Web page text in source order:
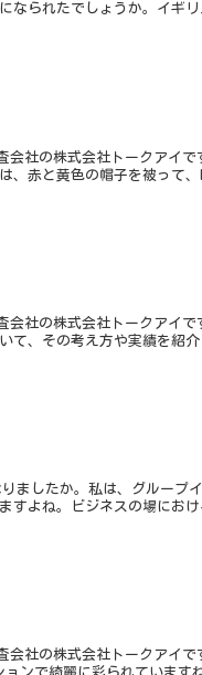
なられたでしょうか。イギ
社の株式会社トークアイ
、赤と黄色の帽子を被って、
社の株式会社トークアイ
て、その考え方や実績を紹
ましたか。私は、グループ
すよね。ビジネスの場にお
社の株式会社トークアイで